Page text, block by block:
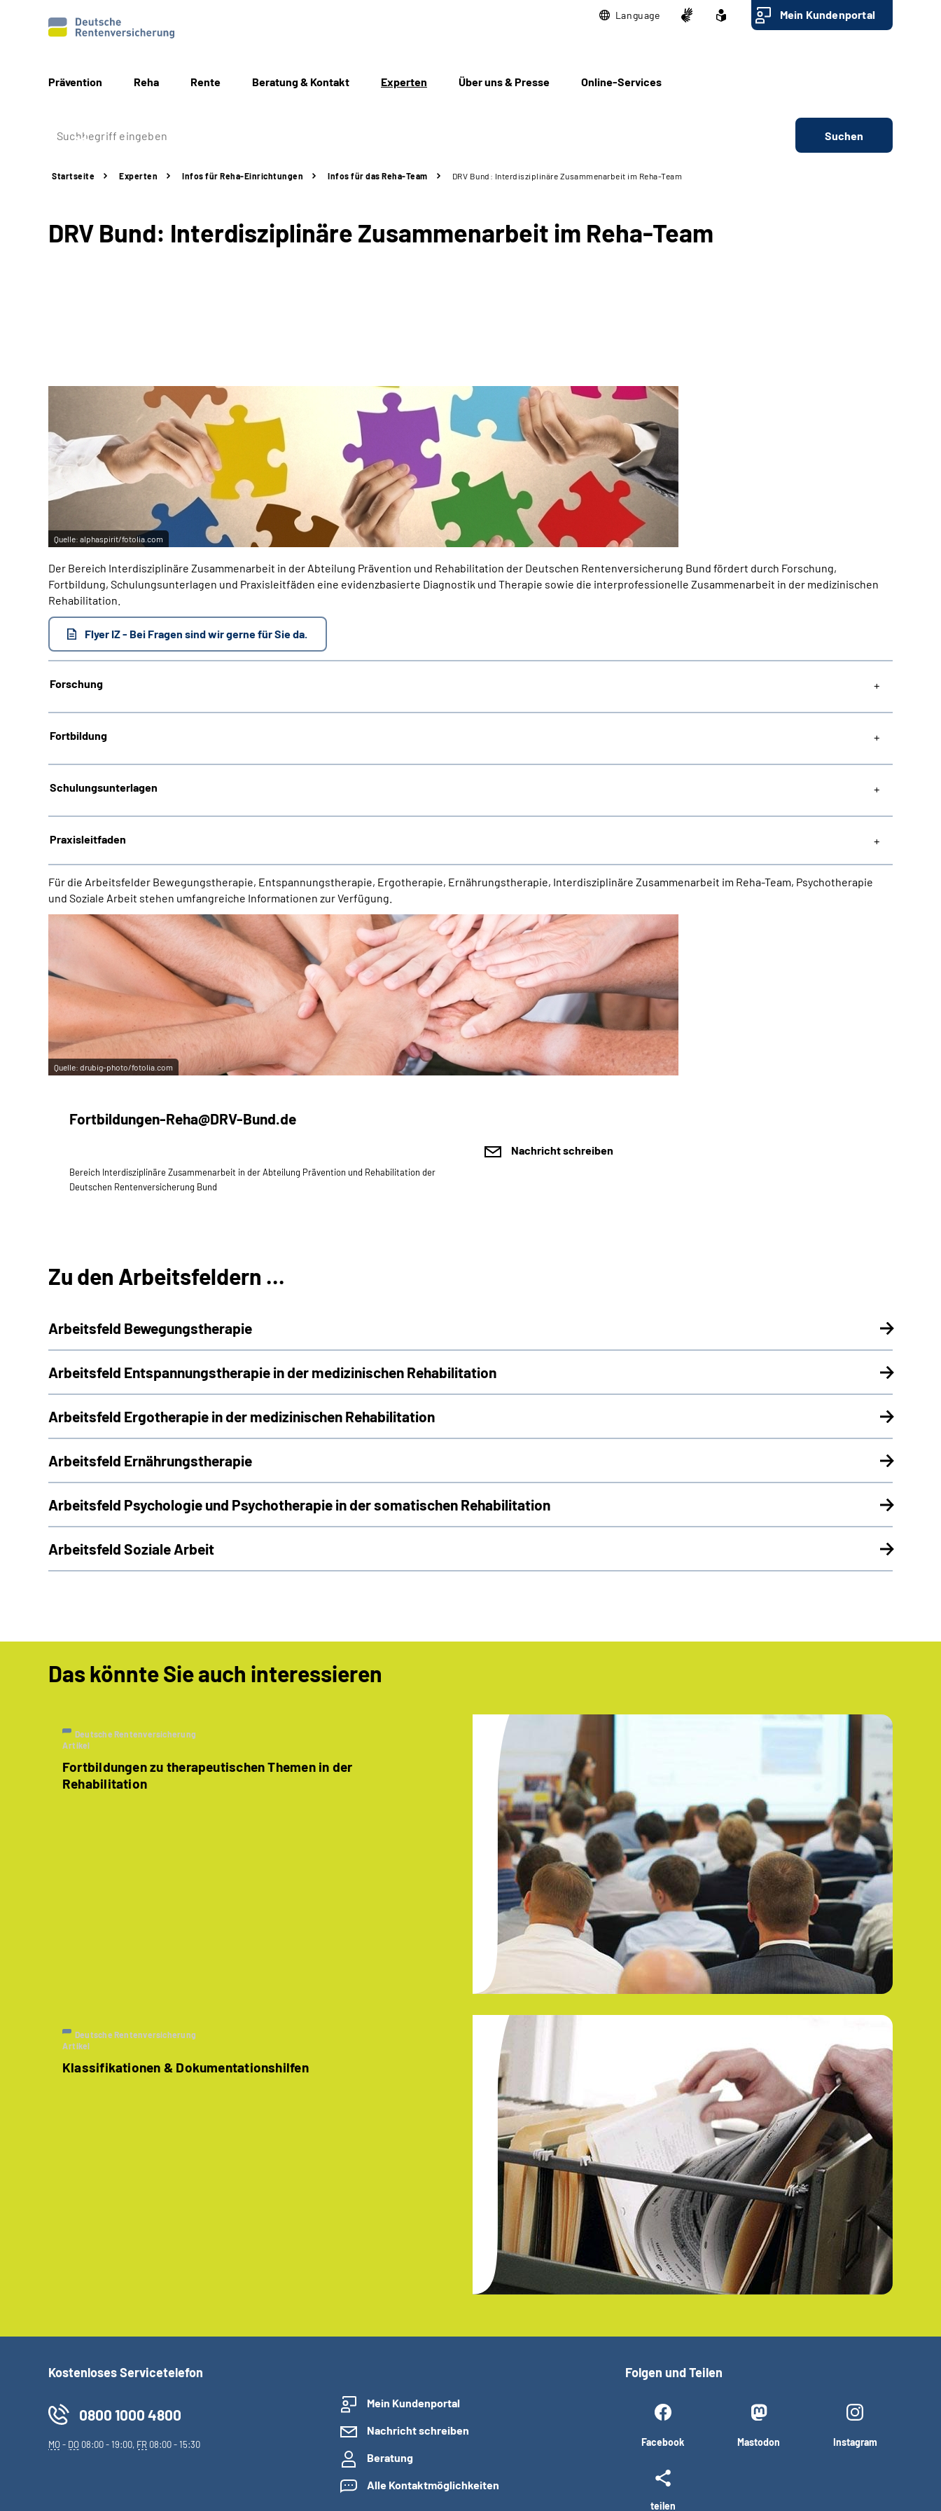
Language Mein Kundenportal
Prävention Reha Rente Beratung & Kontakt Experten Über uns & Presse Online-Services
Suchen
Startseite Experten Infos für Reha-Einrichtungen Infos für das Reha-Team DRV Bund: Interdisziplinäre Zusammenarbeit im Reha-Team
DRV Bund: Interdisziplinäre Zusammenarbeit im Reha-Team
Quelle: alphaspirit/fotolia.com
Der Bereich Interdisziplinäre Zusammenarbeit in der Abteilung Prävention und Rehabilitation der Deutschen Rentenversicherung Bund fördert durch Forschung,
Fortbildung, Schulungsunterlagen und Praxisleitfäden eine evidenzbasierte Diagnostik und Therapie sowie die interprofessionelle Zusammenarbeit in der medizinischen
Rehabilitation.
Flyer IZ - Bei Fragen sind wir gerne für Sie da.
Forschung
Fortbildung
Schulungsunterlagen
Praxisleitfaden
Für die Arbeitsfelder Bewegungstherapie, Entspannungstherapie, Ergotherapie, Ernährungstherapie, Interdisziplinäre Zusammenarbeit im Reha-Team, Psychotherapie
und Soziale Arbeit stehen umfangreiche Informationen zur Verfügung.
Quelle: drubig-photo/fotolia.com
Fortbildungen-Reha@DRV-Bund.de
Bereich Interdisziplinäre Zusammenarbeit in der Abteilung Prävention und Rehabilitation der
Deutschen Rentenversicherung Bund
Nachricht schreiben
Zu den Arbeitsfeldern ...
Arbeitsfeld Bewegungstherapie
Arbeitsfeld Entspannungstherapie in der medizinischen Rehabilitation
Arbeitsfeld Ergotherapie in der medizinischen Rehabilitation
Arbeitsfeld Ernährungstherapie
Arbeitsfeld Psychologie und Psychotherapie in der somatischen Rehabilitation
Arbeitsfeld Soziale Arbeit
Das könnte Sie auch interessieren
Deutsche Rentenversicherung
Artikel
Fortbildungen zu therapeutischen Themen in der
Rehabilitation
Deutsche Rentenversicherung
Artikel
Klassifikationen & Dokumentationshilfen
Kostenloses Servicetelefon
0800 1000 4800
MO- DO 08:00 - 19:00, FR 08:00 - 15:30
Mein Kundenportal
Nachricht schreiben
Beratung
Alle Kontaktmöglichkeiten
Folgen und Teilen
Facebook Mastodon Instagram
teilen